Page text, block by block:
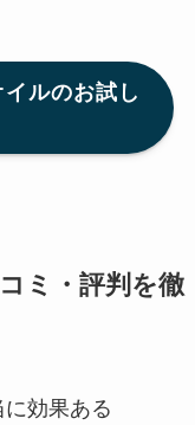
イルのお試し
ミ・評判を徹
に効果ある